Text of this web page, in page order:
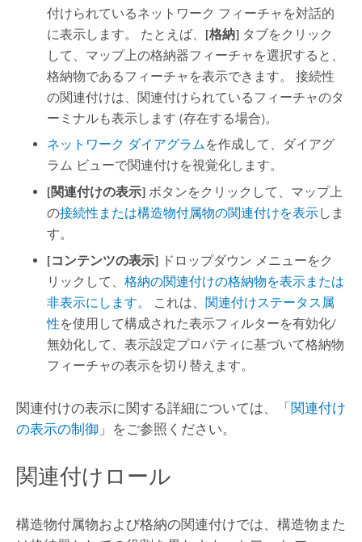
付けられているネットワーク フィーチャを対話的
に表示します。 たとえば、 [格納] タブをクリック
して、マップ上の格納器フィーチャを選択すると、
格納物であるフィーチャを表示できます。 接続性
の関連付けは、関連付けられているフィーチャのタ
ーミナルも表示します (存在する場合)。
ネットワーク ダイアグラムを作成して、ダイアグ
ラム ビューで関連付けを視覚化します。
[関連付けの表示] ボタンをクリックして、マップ上
の接続性または構造物付属物の関連付けを表示しま
す。
[コンテンツの表示] ドロップダウン メニューをク
リックして、格納の関連付けの格納物を表示または
非表示にします。
これは、関連付けステータス属
性を使用して構成された表示フィルターを有効化/
無効化して、表示設定プロパティに基づいて格納物
フィーチャの表示を切り替えます。
関連付けの表示に関する詳細については、「関連付け
の表示の制御 」をご参照ください。
関連付けロール
構造物付属物および格納の関連付けでは、構造物また